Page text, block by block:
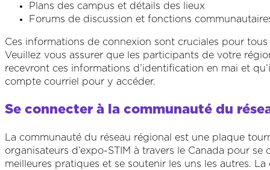
Plans des campus et détails des lieux
Forums de discussion et fonctions
Ces informations de connexion sont cruciales pour tous
Veuillez vous assurer que les participants de votre
recevront ces informations d’identification en mai et
compte courriel pour y accéder.
Se connecter à la communauté du
La communauté du réseau régional est une plaque
organisateurs d’expo-STIM à travers le Canada pour se
meilleures pratiques et se soutenir les uns les autres.